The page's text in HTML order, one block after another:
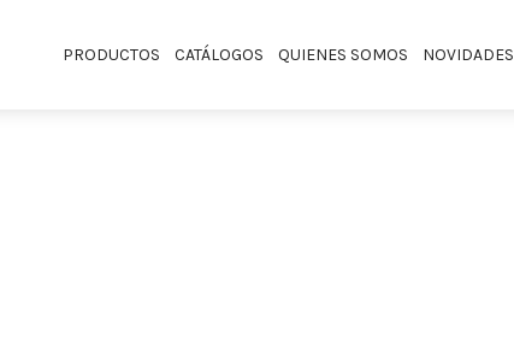
PRODUCTOS CATÁLOGOS QUIENES SOMOS NOVIDADES